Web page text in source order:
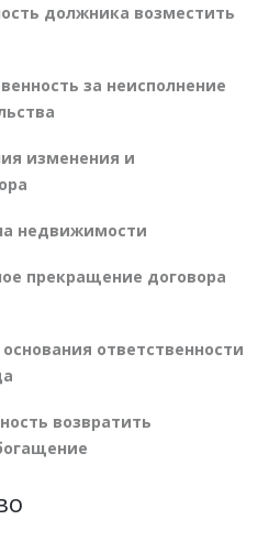
должника возместить
за неисполнение
изменения и
недвижимости
прекращение договора
ответственности
возвратить